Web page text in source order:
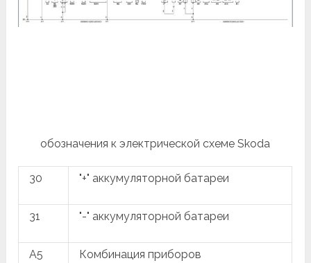
обозначения к электрической схеме Skoda
30 "+" аккумуляторной батареи
31 "-" аккумуляторной батареи
A5 Комбинация приборов